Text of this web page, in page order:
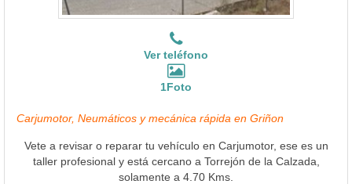
Ver teléfono
1Foto
Carjumotor, Neumáticos y mecánica rápida en Griñon
Vete a revisar o reparar tu vehículo en Carjumotor, ese es un
taller profesional y está cercano a Torrejón de la Calzada,
solamente a 4.70 Kms.